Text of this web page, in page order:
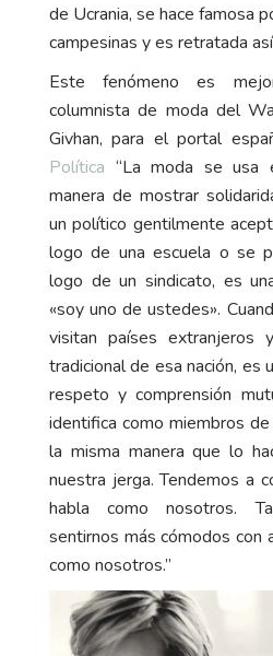
de Ucrania, se hace famosa
campesinas y es retratada
Este fenómeno es
columnista de moda del
Givhan, para el portal
Política “La moda se usa
manera de mostrar
un político gentilmente
logo de una escuela o se
logo de un sindicato, es
«soy uno de ustedes».
visitan países extranjeros
tradicional de esa nación, es
respeto y comprensión
identifica como miembros
la misma manera que lo
nuestra jerga. Tendemos a
habla como nosotros.
sentirnos más cómodos con
como nosotros.”